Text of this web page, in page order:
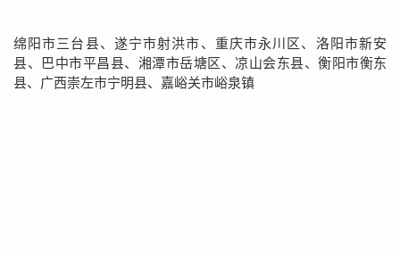
绵阳市三台县、遂宁市射洪市、重庆市永川区、洛阳市新安
县、巴中市平昌县、湘潭市岳塘区、凉山会东县、衡阳市衡东
县、广西崇左市宁明县、嘉峪关市峪泉镇